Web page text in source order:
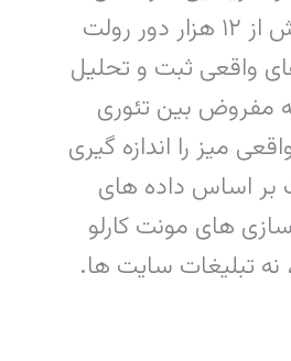
سال گذشته بیش از ۱۲ هزار دور رولت
واقعی ثبت و تحلیل
مفروض بین تئوری
میز را اندازه گیری
بر اساس داده های
های مونت کارلو
نه تبلیغات سایت ها.